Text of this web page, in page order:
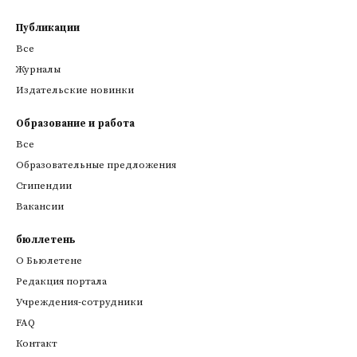
Публикации
Все
Журналы
Издательские новинки
Образование и работа
Все
Образовательные предложения
Стипендии
Вакансии
бюллетень
О Бьюлетене
Редакция портала
Учреждения-сотрудники
FAQ
Контакт